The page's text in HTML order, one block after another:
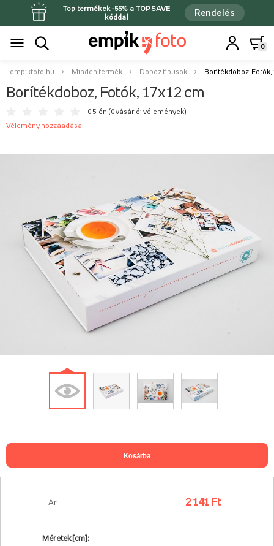
Top termékek -55% a TOPSAVE
kóddal
Rendelés
0
empikfoto.hu Minden termék Doboz típusok Borítékdoboz, Fotók,
Borítékdoboz, Fotók, 17x12 cm
0 5-én (0 vásárlói vélemények)
Vélemény hozzáadása
Ár: 2 141 Ft
Méretek [cm]:
kosárba